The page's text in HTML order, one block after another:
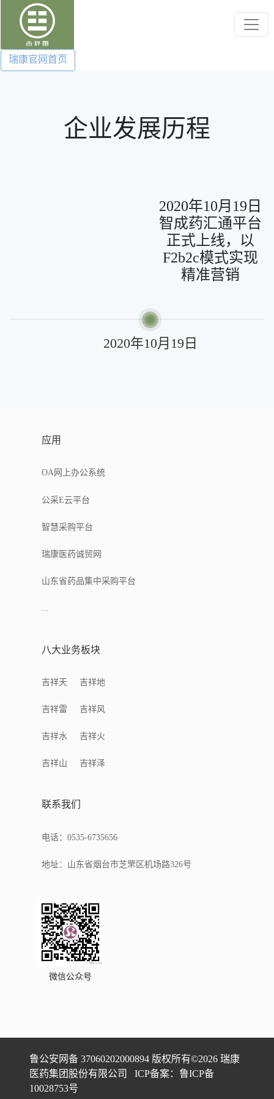
瑞康官网首页
企业发展历程
2020年10月19日
智成药汇通平台
正式上线，以
F2b2c模式实现
精准营销
2020年10月19日
应用
OA网上办公系统
公采E云平台
智慧采购平台
瑞康医药诚贸网
山东省药品集中采购平台
...
八大业务板块
吉祥天 吉祥地
吉祥雷 吉祥风
吉祥水 吉祥火
吉祥山 吉祥泽
联系我们
电话：0535-6735656
地址：山东省烟台市芝罘区机场路326号
微信公众号
鲁公安网备 37060202000894 版权所有©2026 瑞康
医药集团股份有限公司 ICP备案：鲁ICP备
10028753号